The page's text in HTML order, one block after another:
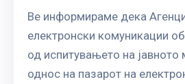
Ве информираме дека
електронски комуникации
од испитувањето на
однос на пазарот на